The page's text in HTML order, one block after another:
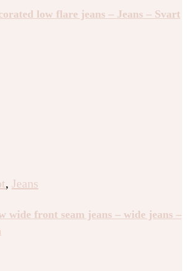
low flare jeans – Jeans – Svart
, Jeans
wide front seam jeans – wide jeans –